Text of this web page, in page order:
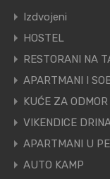
Izdvojeni
HOSTEL
RESTORANI NA
APARTMANI I
KUĆE ZA
VIKENDICE
APARTMANI U
AUTO KAMP